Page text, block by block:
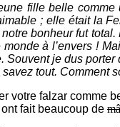
fille belle
; elle était la
bonheur fut
à l’envers !
Souvent je dus
tout. Comment
votre falzar comme
fait beaucoup de